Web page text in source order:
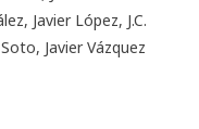
Javier López, J.C.
Javier Vázquez